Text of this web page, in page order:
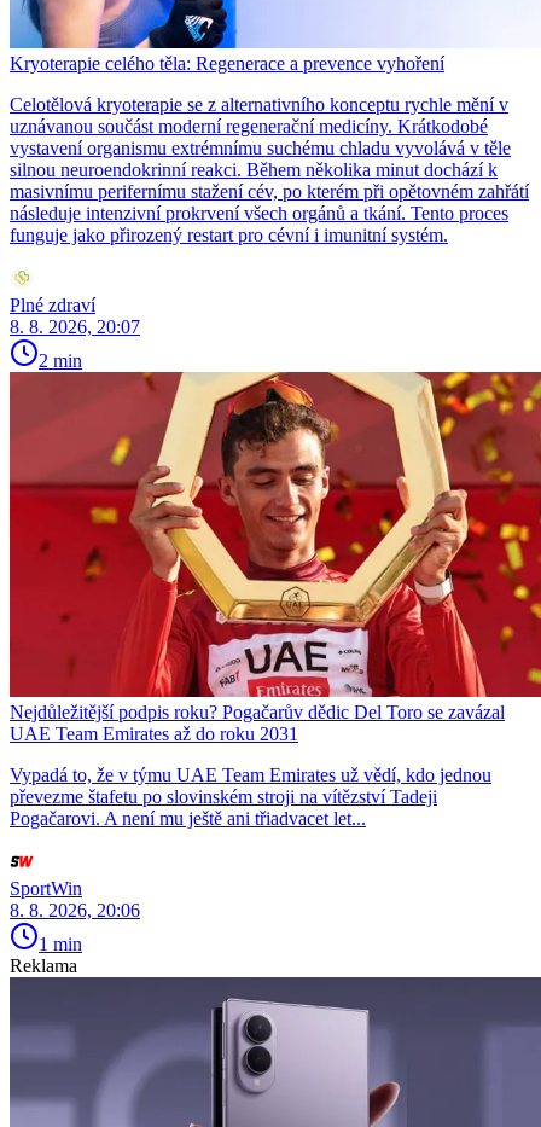
Kryoterapie celého těla: Regenerace a prevence vyhoření
Celotělová kryoterapie se z alternativního konceptu rychle mění v
uznávanou součást moderní regenerační medicíny. Krátkodobé
vystavení organismu extrémnímu suchému chladu vyvolává v těle
silnou neuroendokrinní reakci. Během několika minut dochází k
masivnímu perifernímu stažení cév, po kterém při opětovném zahřátí
následuje intenzivní prokrvení všech orgánů a tkání. Tento proces
funguje jako přirozený restart pro cévní i imunitní systém.
Plné zdraví
8. 8. 2026, 20:07
2 min
Nejdůležitější podpis roku? Pogačarův dědic Del Toro se zavázal
UAE Team Emirates až do roku 2031
Vypadá to, že v týmu UAE Team Emirates už vědí, kdo jednou
převezme štafetu po slovinském stroji na vítězství Tadeji
Pogačarovi. A není mu ještě ani třiadvacet let...
SportWin
8. 8. 2026, 20:06
1 min
Reklama